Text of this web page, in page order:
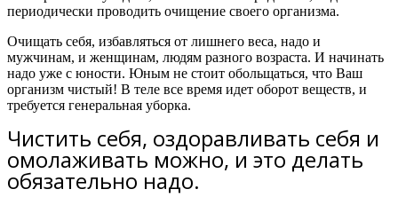
периодически проводить очищение своего организма.
Очищать себя, избавляться от лишнего веса, надо и
мужчинам, и женщинам, людям разного возраста. И начинать
надо уже с юности. Юным не стоит обольщаться, что Ваш
организм чистый! В теле все время идет оборот веществ, и
требуется генеральная уборка.
Чистить себя, оздоравливать себя и
омолаживать можно, и это делать
обязательно надо.